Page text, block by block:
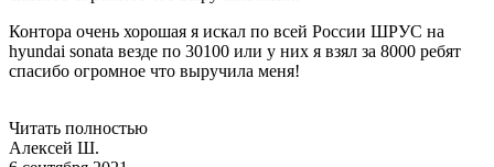
Контора очень хорошая я искал по всей России ШРУС на
hyundai sonata везде по 30100 или у них я взял за 8000 ребят
спасибо огромное что выручила меня!
Читать полностью
Алексей Ш.